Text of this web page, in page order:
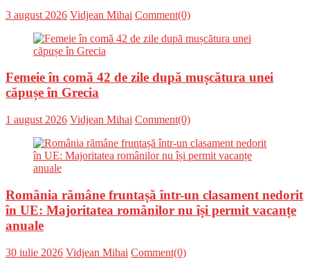
Posted
3 august 2026 Author
Vidjean Mihai Comment(0)
Femeie în comă 42 de zile după mușcătura unei
căpușe în Grecia
Posted
1 august 2026 Author
Vidjean Mihai Comment(0)
România rămâne fruntașă într-un clasament nedorit
în UE: Majoritatea românilor nu își permit vacanțe
anuale
Posted
30 iulie 2026 Author
Vidjean Mihai Comment(0)